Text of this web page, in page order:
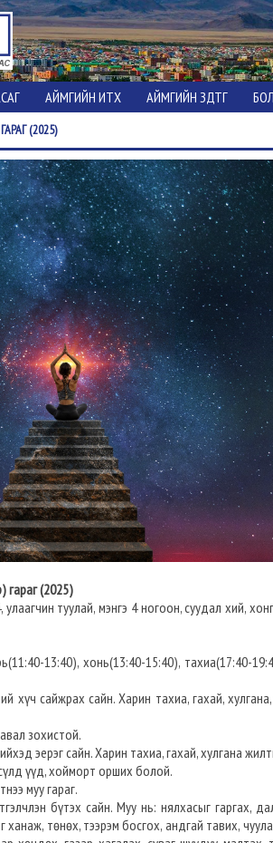
АЙМГИЙН ИТХ АЙМГИЙН ЗДТГ
(2025)
гараг (2025)
туулай, мэнгэ 4 ногоон, суудал хий,
13:40), хонь(13:40-15:40), тахиа(17:40-
хүч сайжрах сайн. Харин тахиа, гахай,
зохистой.
эерэг сайн. Харин тахиа, гахай, хулгана
үүд, хойморт орших болой.
муу гараг.
бүтэх сайн. Муу нь: нялхасыг гаргах,
төнөх, тээрэм босгох, андгай тавих,